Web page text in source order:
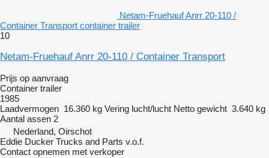
Netam-Fruehauf Anrr 20-110 /
Container Transport container trailer
10
Netam-Fruehauf Anrr 20-110 / Container Transport
Prijs op aanvraag
Container trailer
1985
Laadvermogen 16.360 kg Vering lucht/lucht Netto gewicht 3.640 kg
Aantal assen 2
Nederland, Oirschot
Eddie Ducker Trucks and Parts v.o.f.
Contact opnemen met verkoper